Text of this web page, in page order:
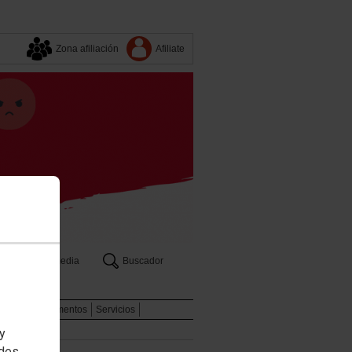
Zona afiliación Afiliate
Multimedia
Buscador
Documentos
Servicios